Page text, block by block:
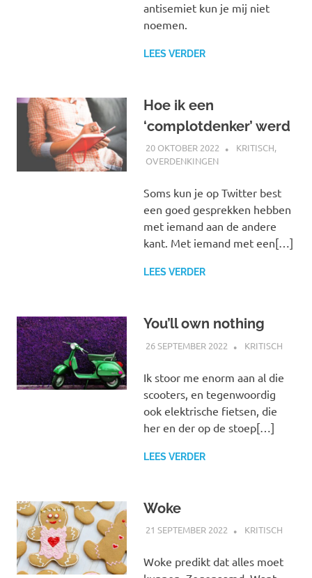
antisemiet kun je mij niet
noemen.
LEES VERDER
Hoe ik een
‘complotdenker’ werd
20 OKTOBER 2022 MARJOLEIN
KRITISCH,
OVERDENKINGEN
Soms kun je op Twitter best
een goed gesprekken hebben
met iemand aan de andere
kant. Met iemand met een[…]
LEES VERDER
You’ll own nothing
26 SEPTEMBER 2022 MARJOLEIN
KRITISCH
Ik stoor me enorm aan al die
scooters, en tegenwoordig
ook elektrische fietsen, die
her en der op de stoep[…]
LEES VERDER
Woke
21 SEPTEMBER 2022 MARJOLEIN
KRITISCH
Woke predikt dat alles moet